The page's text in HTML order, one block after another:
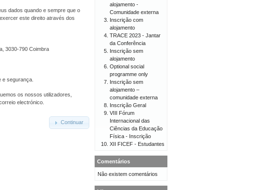
dados quando e sempre que o
este direito através dos
3030-790 Coimbra
segurança.
os nossos utilizadores,
electrónico.
Continuar
alojamento -
Comunidade externa
Inscrição com
alojamento
TRACE 2023 - Jantar
da Conferência
Inscrição sem
alojamento
Optional social
programme only
Inscrição sem
alojamento –
comunidade externa
Inscrição Geral
VIII Fórum
Internacional das
Ciências da Educação
Física - Inscrição
XII FICEF - Estudantes
Comentários
Não existem comentários